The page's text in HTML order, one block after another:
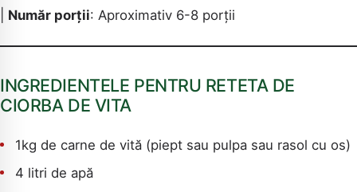
Număr porții: Aproximativ 6-8 porții
INGREDIENTELE PENTRU RETETA DE
CIORBA DE VITA
1kg de carne de vită (piept sau pulpa sau rasol cu os)
4 litri de apă